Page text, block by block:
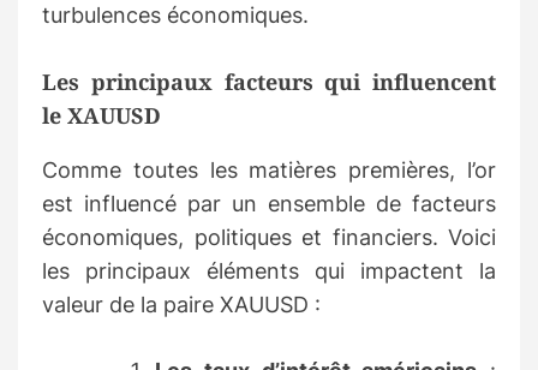
turbulences économiques.
Les principaux facteurs qui influencent
le XAUUSD
Comme toutes les matières premières, l’or
est influencé par un ensemble de facteurs
économiques, politiques et financiers. Voici
les principaux éléments qui impactent la
valeur de la paire XAUUSD :